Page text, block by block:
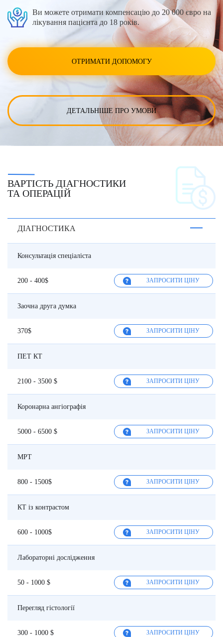
Ви можете отримати компенсацію до 20 000 євро на
лікування пацієнта до 18 років.
ОТРИМАТИ ДОПОМОГУ
ДЕТАЛЬНІШЕ ПРО УМОВИ
ВАРТІСТЬ ДІАГНОСТИКИ
ТА ОПЕРАЦІЙ
ДІАГНОСТИКА
Консультація спеціаліста
200 - 400$ ЗАПРОСИТИ ЦІНУ
Заочна друга думка
370$ ЗАПРОСИТИ ЦІНУ
ПЕТ КТ
2100 - 3500 $ ЗАПРОСИТИ ЦІНУ
Коронарна ангіографія
5000 - 6500 $ ЗАПРОСИТИ ЦІНУ
МРТ
800 - 1500$ ЗАПРОСИТИ ЦІНУ
КТ із контрастом
600 - 1000$ ЗАПРОСИТИ ЦІНУ
Лабораторні дослідження
50 - 1000 $ ЗАПРОСИТИ ЦІНУ
Перегляд гістології
300 - 1000 $ ЗАПРОСИТИ ЦІНУ